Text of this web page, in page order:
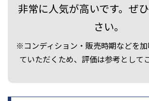
非常に人気が高いです。ぜ
さい。
※コンディション・販売時期などを
ていただくため、評価は参考として